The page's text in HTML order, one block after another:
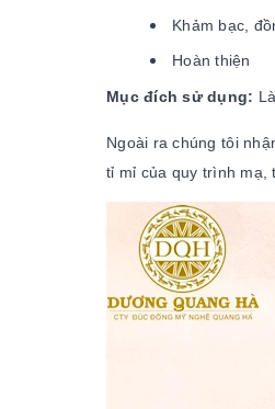
Khảm bạc,
Hoàn thiện
Mục đích sử dụng:
Ngoài ra chúng tôi
tỉ mỉ của quy trình mạ,